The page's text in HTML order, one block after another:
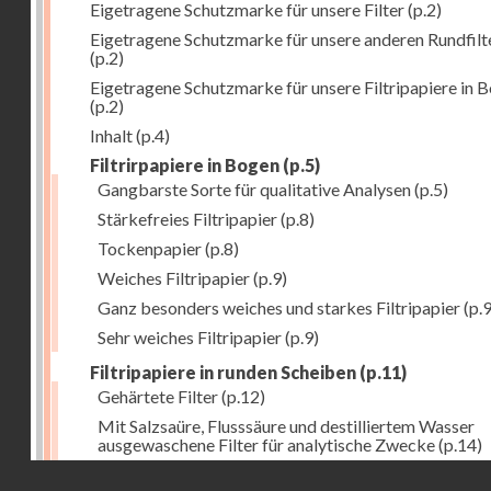
Eigetragene Schutzmarke für unsere Filter(p.2)
Eigetragene Schutzmarke für unsere anderen
(p.2)
Eigetragene Schutzmarke für unsere Filtripapiere in
(p.2)
Inhalt(p.4)
Filtrirpapiere in Bogen (p.5)
Gangbarste Sorte für qualitative Analysen(p.5)
Stärkefreies Filtripapier(p.8)
Tockenpapier(p.8)
Weiches Filtripapier(p.9)
Ganz besonders weiches und starkes Filtripapier
Sehr weiches Filtripapier(p.9)
Filtripapiere in runden Scheiben (p.11)
Gehärtete Filter(p.12)
Mit Salzsaüre, Flusssäure und destilliertem Wasser
ausgewaschene Filter für analytische Zwecke(p.14)